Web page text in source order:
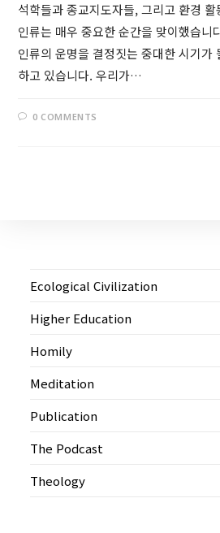
석학들과 종교지도자들, 그리고 환경
인류는 매우 중요한 순간을 맞이했습니
인류의 운명을 결정짓는 중대한 시기가
하고 있습니다. 우리가…
0 COMMENTS
Ecological Civilization
Higher Education
Homily
Meditation
Publication
The Podcast
Theology